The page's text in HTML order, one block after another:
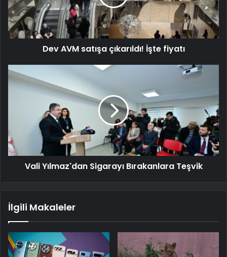
Dev AVM satışa çıkarıldı! İşte fiyatı
Vali Yılmaz'dan Sigarayı Bırakanlara Teşvik
İlgili Makaleler